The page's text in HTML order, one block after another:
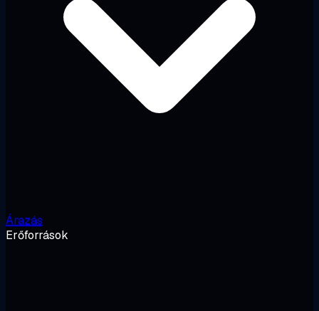
Árazás
Erőforrások